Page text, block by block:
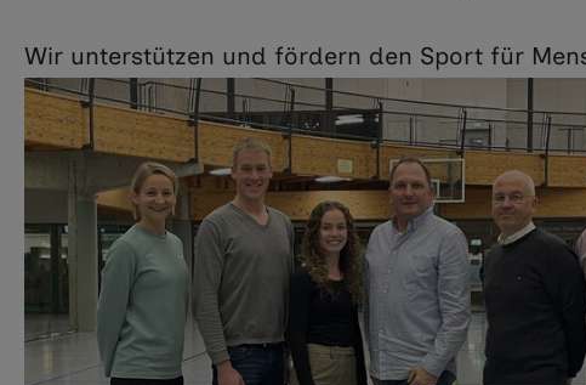
Wir unterstützen und fördern den Sport für